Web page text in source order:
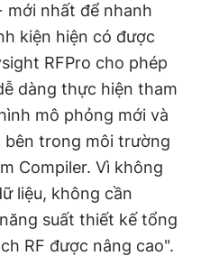
mới nhất để nhanh
kiện hiện có được
RFPro cho phép
dàng thực hiện tham
mô phỏng mới và
trong môi trường
Compiler. Vì không
liệu, không cần
suất thiết kế tổng
RF được nâng cao".